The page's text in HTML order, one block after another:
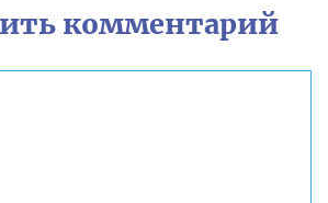
комментарий